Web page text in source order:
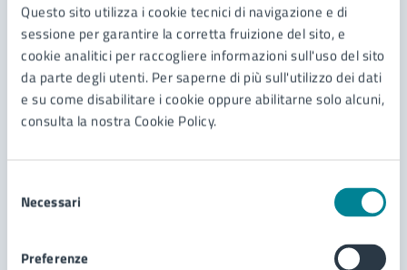
Questo sito utilizza i cookie tecnici di navigazione e di
sessione per garantire la corretta fruizione del sito, e
cookie analitici per raccogliere informazioni sull'uso del sito
da parte degli utenti. Per saperne di più sull'utilizzo dei dati
e su come disabilitare i cookie oppure abilitarne solo alcuni,
consulta la nostra Cookie Policy.
delNecessari
Preferenze
Contatta il comune
Leggi le domande frequenti
Richiedi assistenza
Problemi in città